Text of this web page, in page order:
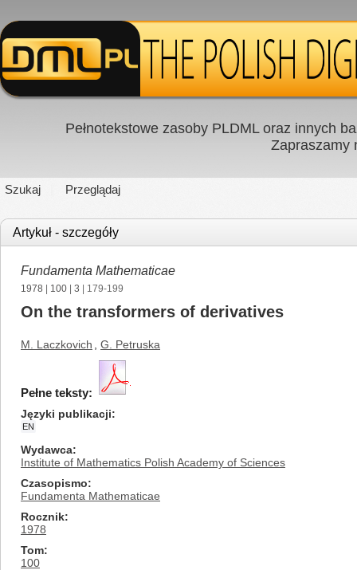
Pełnotekstowe zasoby PLDML oraz innych
Zapraszamy
Szukaj Przeglądaj
Artykuł - szczegóły
Fundamenta Mathematicae
1978 100 3 | 179-199
On the transformers of derivatives
M. Laczkovich G. Petruska
Pełne teksty:
Języki publikacji
EN
Wydawca
Institute of Mathematics Polish Academy of Sciences
Czasopismo
Fundamenta Mathematicae
Rocznik
1978
Tom
100